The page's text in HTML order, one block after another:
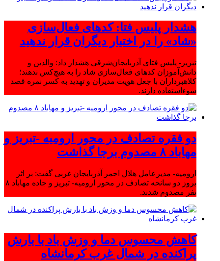
هشدار پلیس فتا: کدهای فعال‌سازی
«شاد» را در اختیار دیگران قرار ندهید
تبریز- پلیس فتای آذربایجان‌شرقی هشدار داد: والدین و
دانش‌آموزان کدهای فعال‌سازی شاد را به هیچ‌کس ندهند؛
کلاهبرداران با جعل هویت مدیران و تهدید به کسر نمره قصد
سوءاستفاده دارند.
دو فقره تصادف در محور ارومیه -تبریز و
مهاباد ۸ مصدوم برجا گذاشت
ارومیه- مدیرعامل هلال احمر آذربایجان غربی گفت: بر اثر
بروز دو سانحه تصادف در محور ارومیه- تبریز و جاده مهاباد ۸
نفر مصدوم شدند.
کاهش محسوس دما و وزش باد با بارش
پراکنده در شمال غرب کرمانشاه